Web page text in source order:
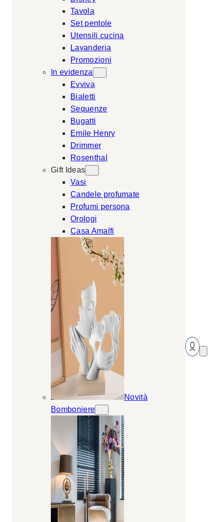
Tavola
Set pentole
Utensili cucina
Lavanderia
Promozioni
In evidenza
Evviva
Bialetti
Sequenze
Bugatti
Emile Henry
Drimmer
Rosenthal
Gift Ideas
Vasi
Candele profumate
Profumi persona
Orologi
Casa Amalfi
Novità
Bomboniere